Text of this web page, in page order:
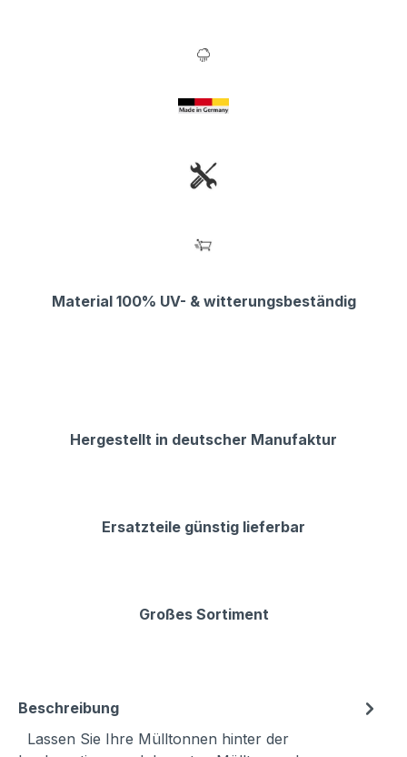
Material 100% UV- & witterungsbeständig
Hergestellt in deutscher Manufaktur
Ersatzteile günstig lieferbar
Großes Sortiment
Beschreibung
Lassen Sie Ihre Mülltonnen hinter der